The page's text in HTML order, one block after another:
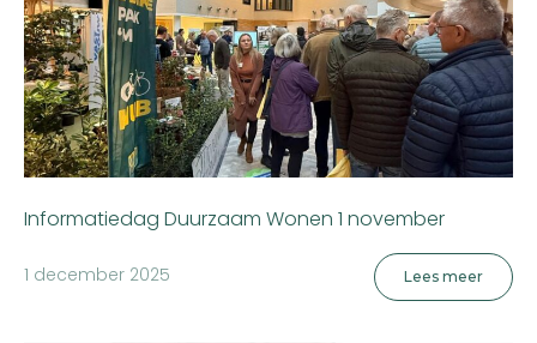
Informatiedag Duurzaam Wonen 1 november
1 december 2025 Lees meer